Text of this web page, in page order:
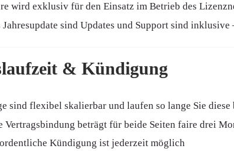
wird exklusiv für den Einsatz im Betrieb des
Jahresupdate sind Updates und Support sind
& Kündigung
sind flexibel skalierbar und laufen so lange Sie diese
Vertragsbindung beträgt für beide Seiten faire drei
Kündigung ist jederzeit möglich